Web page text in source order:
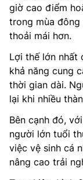
giờ cao điểm
trong mùa
thoải mái hơn.
Lợi thế lớn nhất
khả năng cung
thời gian dài.
lại khi nhiều
Bên cạnh đó,
người lớn tuổi
việc vệ sinh cá
nâng cao trải